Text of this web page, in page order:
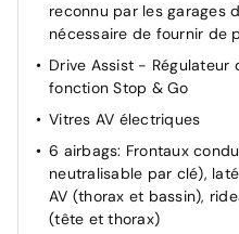
reconnu par les garages
nécessaire de fournir de
Drive Assist -
fonction Stop & Go
Vitres AV électriques
6 airbags: Frontaux
neutralisable par clé),
AV (thorax et bassin),
(tête et thorax)